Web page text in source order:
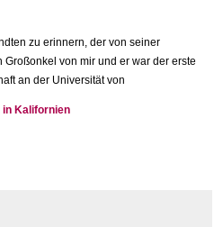
zu erinnern, der von seiner
von mir und er war der erste
an der Universität von
in Kalifornien